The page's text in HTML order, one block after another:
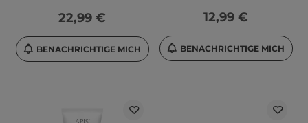
22,99 €
BENACHRICHTIGE MICH
12,99 €
BENACHRICHTIGE MICH